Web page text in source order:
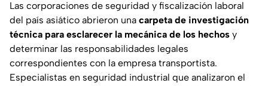
Las corporaciones de seguridad y fiscalización laboral
del país asiático abrieron una carpeta de investigación
técnica para esclarecer la mecánica de los hechos y
determinar las responsabilidades legales
correspondientes con la empresa transportista.
Especialistas en seguridad industrial que analizaron el